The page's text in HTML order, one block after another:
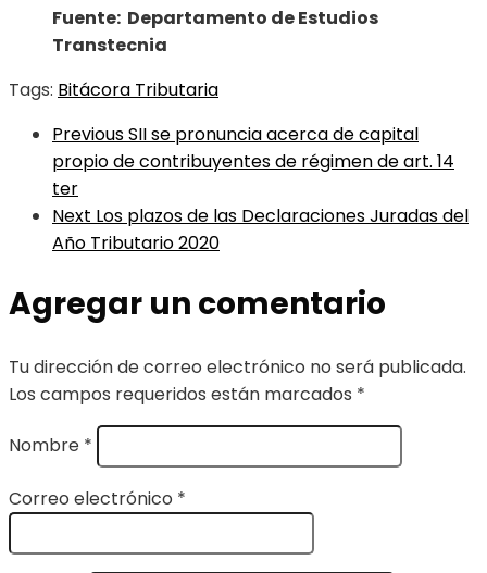
Fuente: Departamento de Estudios
Transtecnia
Tags: Bitácora Tributaria
PreviousSII se pronuncia acerca de capital
propio de contribuyentes de régimen de art. 14
ter
Next Los plazos de las Declaraciones Juradas del
Año Tributario 2020
Agregar un comentario
Tu dirección de correo electrónico no será publicada.
Los campos requeridos están marcados *
Nombre *
Correo electrónico *